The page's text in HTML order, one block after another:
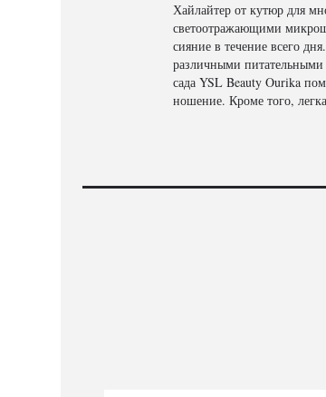
Хайлайтер от кутюр для
светоотражающими
сияние в течение всего
различными
сада YSL Beauty Ourika
ношение. Кроме того,